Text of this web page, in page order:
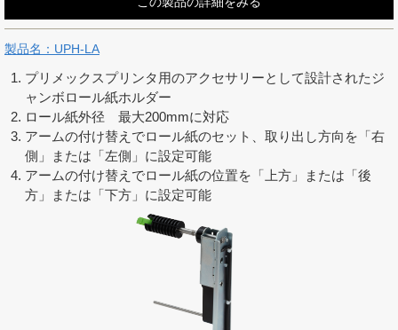
製品名：UPH-LA
プリメックスプリンタ用のアクセサリーとして設計されたジ
ャンボロール紙ホルダー
ロール紙外径 最大200mmに対応
アームの付け替えでロール紙のセット、取り出し方向を「右
側」または「左側」に設定可能
アームの付け替えでロール紙の位置を「上方」または「後
方」または「下方」に設定可能